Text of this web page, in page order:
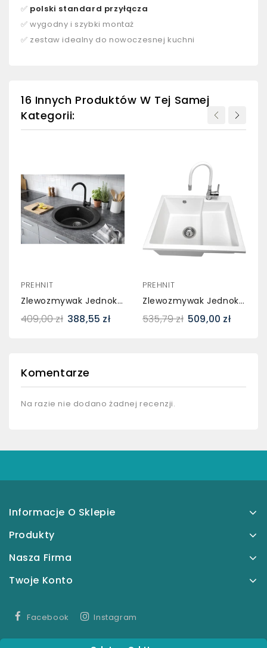
✅ polski standard przyłącza
✅ wygodny i szybki montaż
✅ zestaw idealny do nowoczesnej kuchni
16 Innych Produktów W Tej Samej
Kategorii:
PREHNIT
Zlewozmywak Jednokomorowy VIVA Grafit + Bateria NOON
409,00 zł 388,55 zł
PREHNIT
Zlewozmywak Jednokomorowy COMAZ Biały + Bateria Flex
535,79 zł 509,00 zł
Komentarze
Na razie nie dodano żadnej recenzji.
Informacje O Sklepie
Produkty
Nasza Firma
Twoje Konto
Facebook Instagram